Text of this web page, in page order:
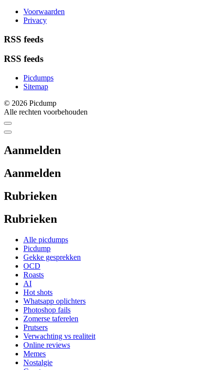
Voorwaarden
Privacy
RSS feeds
RSS feeds
Picdumps
Sitemap
© 2026 Picdump
Alle rechten voorbehouden
Aanmelden
Aanmelden
Rubrieken
Rubrieken
Alle picdumps
Picdump
Gekke gesprekken
OCD
Roasts
AI
Hot shots
Whatsapp oplichters
Photoshop fails
Zomerse taferelen
Prutsers
Verwachting vs realiteit
Online reviews
Memes
Nostalgie